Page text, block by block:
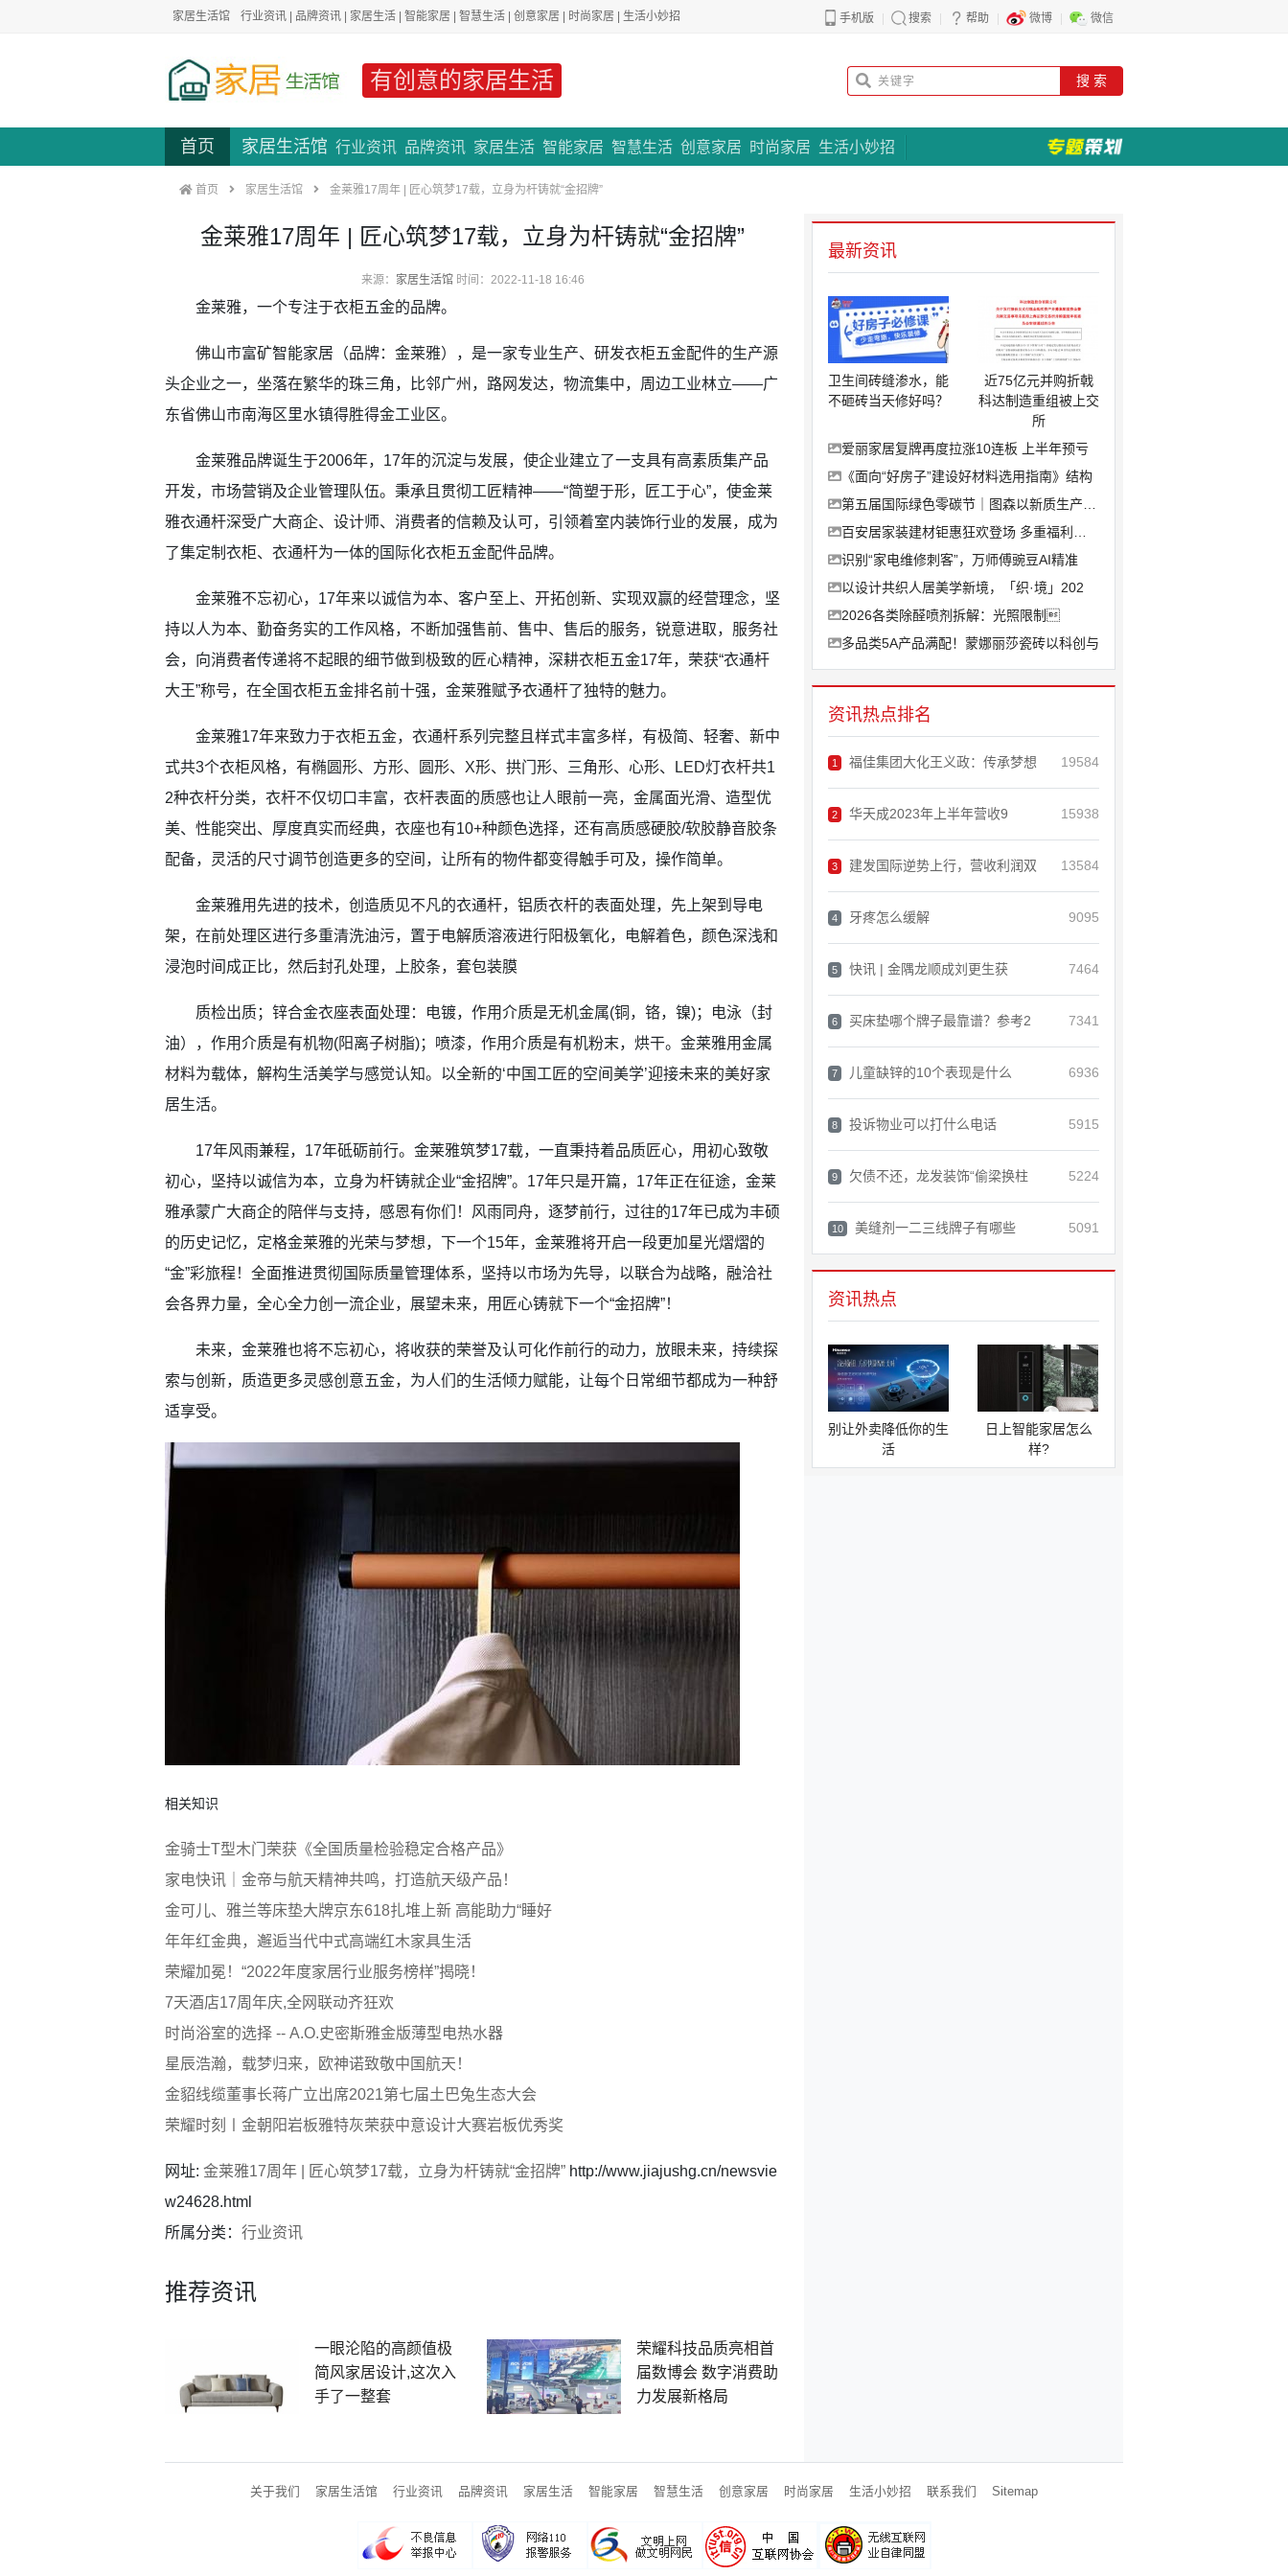
家居生活馆 行业资讯 | 品牌资讯 | 家居生活 | 智能家居 | 智慧生活 | 创意家居 | 时尚家居 | 生活小妙招 手机版 搜索 帮助 微博 微信
有创意的家居生活 搜 索
首页 家居生活馆 行业资讯 品牌资讯 家居生活 智能家居 智慧生活 创意家居 时尚家居 生活小妙招
专题策划
首页 家居生活馆 金莱雅17周年 | 匠心筑梦17载，立身为杆铸就“金招牌”
金莱雅17周年 | 匠心筑梦17载，立身为杆铸就“金招牌”
来源： 家居生活馆时间：2022-11-18 16:46
金莱雅，一个专注于衣柜五金的品牌。
佛山市富矿智能家居（品牌：金莱雅），是一家专业生产、研发衣柜五金配件的生产源
头企业之一，坐落在繁华的珠三角，比邻广州，路网发达，物流集中，周边工业林立——广
东省佛山市南海区里水镇得胜得金工业区。
金莱雅品牌诞生于2006年，17年的沉淀与发展，使企业建立了一支具有高素质集产品
开发，市场营销及企业管理队伍。秉承且贯彻工匠精神——“简塑于形，匠工于心”，使金莱
雅衣通杆深受广大商企、设计师、消费者的信赖及认可，引领着室内装饰行业的发展，成为
了集定制衣柜、衣通杆为一体的国际化衣柜五金配件品牌。
金莱雅不忘初心，17年来以诚信为本、客户至上、开拓创新、实现双赢的经营理念，坚
持以人为本、勤奋务实的工作风格，不断加强售前、售中、售后的服务，锐意进取，服务社
会，向消费者传递将不起眼的细节做到极致的匠心精神，深耕衣柜五金17年，荣获“衣通杆
大王”称号，在全国衣柜五金排名前十强，金莱雅赋予衣通杆了独特的魅力。
金莱雅17年来致力于衣柜五金，衣通杆系列完整且样式丰富多样，有极简、轻奢、新中
式共3个衣柜风格，有椭圆形、方形、圆形、X形、拱门形、三角形、心形、LED灯衣杆共1
2种衣杆分类，衣杆不仅切口丰富，衣杆表面的质感也让人眼前一亮，金属面光滑、造型优
美、性能突出、厚度真实而经典，衣座也有10+种颜色选择，还有高质感硬胶/软胶静音胶条
配备，灵活的尺寸调节创造更多的空间，让所有的物件都变得触手可及，操作简单。
金莱雅用先进的技术，创造质见不凡的衣通杆，铝质衣杆的表面处理，先上架到导电
架，在前处理区进行多重清洗油污，置于电解质溶液进行阳极氧化，电解着色，颜色深浅和
浸泡时间成正比，然后封孔处理，上胶条，套包装膜
质检出质；锌合金衣座表面处理：电镀，作用介质是无机金属(铜，铬，镍)；电泳（封
油），作用介质是有机物(阳离子树脂)；喷漆，作用介质是有机粉末，烘干。金莱雅用金属
材料为载体，解构生活美学与感觉认知。以全新的‘中国工匠的空间美学’迎接未来的美好家
居生活。
17年风雨兼程，17年砥砺前行。金莱雅筑梦17载，一直秉持着品质匠心，用初心致敬
初心，坚持以诚信为本，立身为杆铸就企业“金招牌”。17年只是开篇，17年正在征途，金莱
雅承蒙广大商企的陪伴与支持，感恩有你们！风雨同舟，逐梦前行，过往的17年已成为丰硕
的历史记忆，定格金莱雅的光荣与梦想，下一个15年，金莱雅将开启一段更加星光熠熠的
“金”彩旅程！全面推进贯彻国际质量管理体系，坚持以市场为先导，以联合为战略，融洽社
会各界力量，全心全力创一流企业，展望未来，用匠心铸就下一个“金招牌”！
未来，金莱雅也将不忘初心，将收获的荣誉及认可化作前行的动力，放眼未来，持续探
索与创新，质造更多灵感创意五金，为人们的生活倾力赋能，让每个日常细节都成为一种舒
适享受。
相关知识
金骑士T型木门荣获《全国质量检验稳定合格产品》
家电快讯｜金帝与航天精神共鸣，打造航天级产品！
金可儿、雅兰等床垫大牌京东618扎堆上新 高能助力“睡好
年年红金典，邂逅当代中式高端红木家具生活
荣耀加冕！“2022年度家居行业服务榜样”揭晓！
7天酒店17周年庆,全网联动齐狂欢
时尚浴室的选择 -- A.O.史密斯雅金版薄型电热水器
星辰浩瀚，载梦归来，欧神诺致敬中国航天！
金貂线缆董事长蒋广立出席2021第七届土巴兔生态大会
荣耀时刻〡金朝阳岩板雅特灰荣获中意设计大赛岩板优秀奖
网址: 金莱雅17周年 | 匠心筑梦17载，立身为杆铸就“金招牌” http://www.jiajushg.cn/newsvie
w24628.html
所属分类： 行业资讯
推荐资讯
一眼沦陷的高颜值极
简风家居设计,这次入
手了一整套
荣耀科技品质亮相首
届数博会 数字消费助
力发展新格局
最新资讯
卫生间砖缝渗水，能
不砸砖当天修好吗？
近75亿元并购折戟
科达制造重组被上交
所
爱丽家居复牌再度拉涨10连板 上半年预亏
《面向“好房子”建设好材料选用指南》结构
第五届国际绿色零碳节｜图森以新质生产力锚
百安居家装建材钜惠狂欢登场 多重福利助力
识别“家电维修刺客”，万师傅豌豆AI精准
以设计共织人居美学新境，「织·境」202
2026各类除醛喷剂拆解：光照限制
多品类5A产品满配！蒙娜丽莎瓷砖以科创与
资讯热点排名
1 福佳集团大化王义政：传承梦想 19584
2 华天成2023年上半年营收9 15938
3 建发国际逆势上行，营收利润双 13584
4 牙疼怎么缓解 9095
5 快讯 | 金隅龙顺成刘更生获 7464
6 买床垫哪个牌子最靠谱？参考2 7341
7 儿童缺锌的10个表现是什么 6936
8 投诉物业可以打什么电话 5915
9 欠债不还，龙发装饰“偷梁换柱 5224
10 美缝剂一二三线牌子有哪些 5091
资讯热点
别让外卖降低你的生
活
日上智能家居怎么
样?
关于我们 家居生活馆 行业资讯 品牌资讯 家居生活 智能家居 智慧生活 创意家居 时尚家居 生活小妙招 联系我们 Sitemap